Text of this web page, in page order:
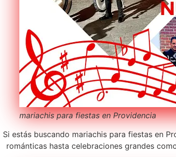
mariachis para fiestas en Providencia
Si estás buscando mariachis para fiestas en
románticas hasta celebraciones grandes